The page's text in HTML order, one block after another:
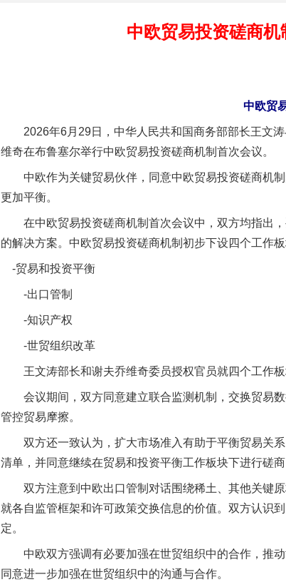
中欧贸易投资磋商
中欧贸
2026年6月29日，中华人民共和国商务部部长王文涛
维奇在布鲁塞尔举行中欧贸易投资磋商机制首次会议。
中欧作为关键贸易伙伴，同意中欧贸易投资磋商机制
更加平衡。
在中欧贸易投资磋商机制首次会议中，双方均指出，
的解决方案。中欧贸易投资磋商机制初步下设四个工作板
-贸易和投资平衡
-出口管制
-知识产权
-世贸组织改革
王文涛部长和谢夫乔维奇委员授权官员就四个工作板
会议期间，双方同意建立联合监测机制，交换贸易数
管控贸易摩擦。
双方还一致认为，扩大市场准入有助于平衡贸易关系
清单，并同意继续在贸易和投资平衡工作板块下进行磋
双方注意到中欧出口管制对话围绕稀土、其他关键原
就各自监管框架和许可政策交换信息的价值。双方认识
定。
中欧双方强调有必要加强在世贸组织中的合作，推动
同意进一步加强在世贸组织中的沟通与合作。
完善运行机制助力责任有效落实 一纸欠
东山县通报“牛蛙产品抗生素超标问题”